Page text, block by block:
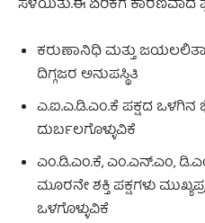
ಸೆಳೆಯಿತು.ಈ ಏರಿಕೆಗೆ ಕಾರಣವಾದ
ಕರುಣಾನಿಧಿ ಮತ್ತು
ದಿಗ್ಗಜರ ಅನುಪಸ್ಥಿತಿ
ಎ.ಐ.ಎ.ಡಿ.ಎಂ.ಕೆ ಪಕ್ಷದ ಒಳಗಿನ
ದುರ್ಬಲಗೊಳ್ಳುವಿಕೆ
ಎಂ.ಡಿ.ಎಂ.ಕೆ, ಎಂ.ಎನ್.ಎಂ,
ಮೂರನೇ ಶಕ್ತಿ ಪಕ್ಷಗಳು
ಒಳಗೊಳ್ಳುವಿಕೆ